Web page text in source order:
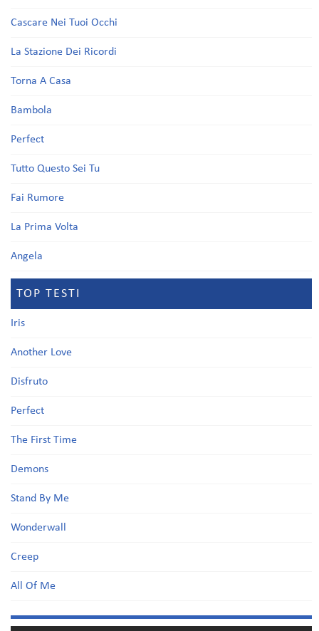
Cascare Nei Tuoi Occhi
La Stazione Dei Ricordi
Torna A Casa
Bambola
Perfect
Tutto Questo Sei Tu
Fai Rumore
La Prima Volta
Angela
TOP TESTI
Iris
Another Love
Disfruto
Perfect
The First Time
Demons
Stand By Me
Wonderwall
Creep
All Of Me